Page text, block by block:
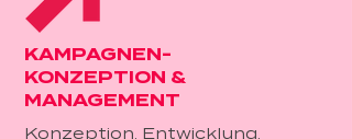
KAMPAGNEN-
KONZEPTION &
MANAGEMENT
Konzeption, Entwicklung,